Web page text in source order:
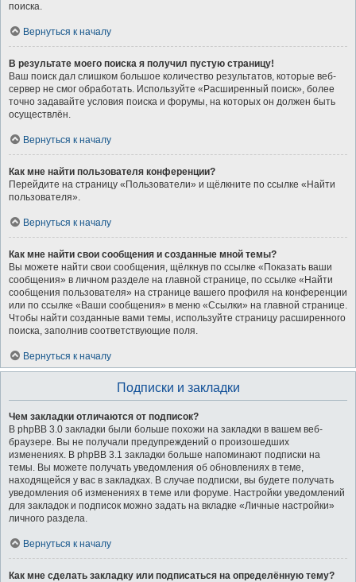
поиска.
Вернуться к началу
В результате моего поиска я получил пустую страницу!
Ваш поиск дал слишком большое количество результатов, которые веб-
сервер не смог обработать. Используйте «Расширенный поиск», более
точно задавайте условия поиска и форумы, на которых он должен быть
осуществлён.
Вернуться к началу
Как мне найти пользователя конференции?
Перейдите на страницу «Пользователи» и щёлкните по ссылке «Найти
пользователя».
Вернуться к началу
Как мне найти свои сообщения и созданные мной темы?
Вы можете найти свои сообщения, щёлкнув по ссылке «Показать ваши
сообщения» в личном разделе на главной странице, по ссылке «Найти
сообщения пользователя» на странице вашего профиля на конференции
или по ссылке «Ваши сообщения» в меню «Ссылки» на главной странице.
Чтобы найти созданные вами темы, используйте страницу расширенного
поиска, заполнив соответствующие поля.
Вернуться к началу
Подписки и закладки
Чем закладки отличаются от подписок?
В phpBB 3.0 закладки были больше похожи на закладки в вашем веб-
браузере. Вы не получали предупреждений о произошедших
изменениях. В phpBB 3.1 закладки больше напоминают подписки на
темы. Вы можете получать уведомления об обновлениях в теме,
находящейся у вас в закладках. В случае подписки, вы будете получать
уведомления об изменениях в теме или форуме. Настройки уведомлений
для закладок и подписок можно задать на вкладке «Личные настройки»
личного раздела.
Вернуться к началу
Как мне сделать закладку или подписаться на определённую тему?